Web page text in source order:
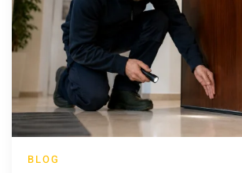
BLOG